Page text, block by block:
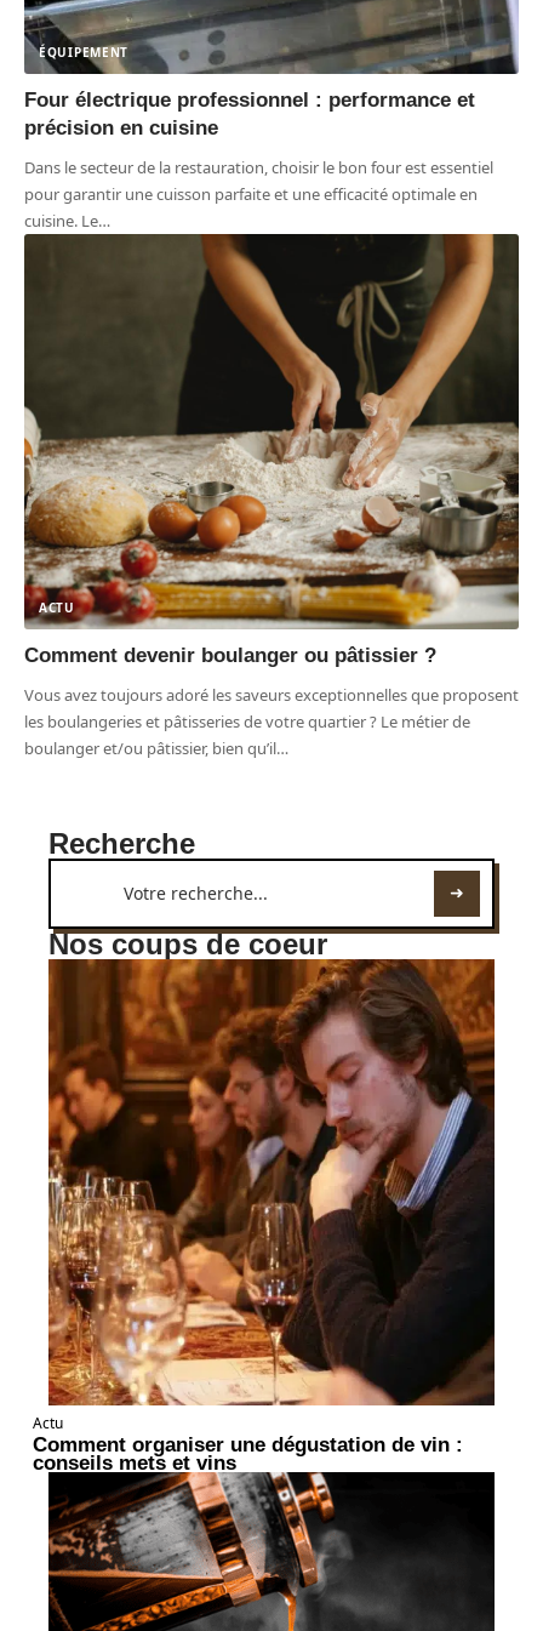
ÉQUIPEMENT
Four électrique professionnel : performance et
précision en cuisine
Dans le secteur de la restauration, choisir le bon four est essentiel
pour garantir une cuisson parfaite et une efficacité optimale en
cuisine. Le…
ACTU
Comment devenir boulanger ou pâtissier ?
Vous avez toujours adoré les saveurs exceptionnelles que proposent
les boulangeries et pâtisseries de votre quartier ? Le métier de
boulanger et/ou pâtissier, bien qu’il…
Recherche
Nos coups de coeur
Actu
Comment organiser une dégustation de vin :
conseils mets et vins